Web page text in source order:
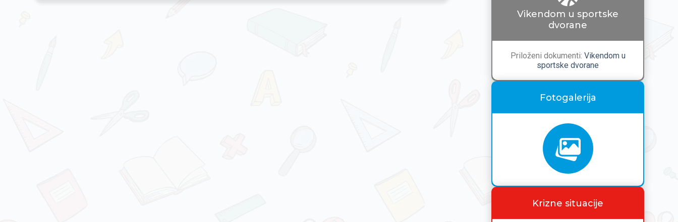
Vikendom u sportske
dvorane
Priloženi dokumenti: Vikendom u
sportske dvorane
Fotogalerija
Krizne situacije